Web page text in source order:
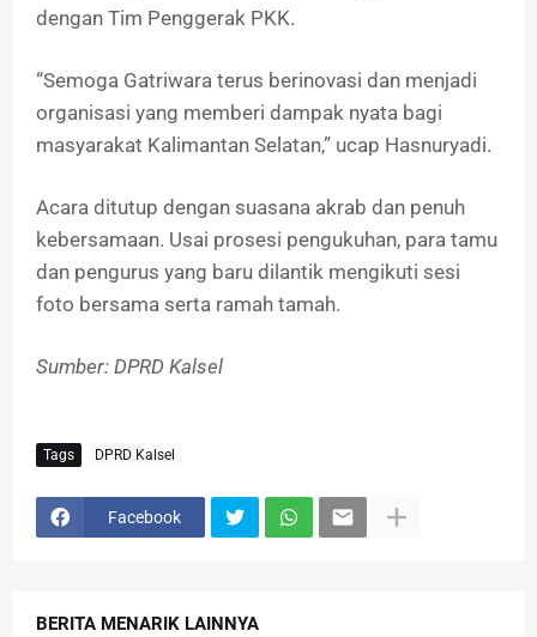
dengan Tim Penggerak PKK.
“Semoga Gatriwara terus berinovasi dan menjadi
organisasi yang memberi dampak nyata bagi
masyarakat Kalimantan Selatan,” ucap Hasnuryadi.
Acara ditutup dengan suasana akrab dan penuh
kebersamaan. Usai prosesi pengukuhan, para tamu
dan pengurus yang baru dilantik mengikuti sesi
foto bersama serta ramah tamah.
Sumber: DPRD Kalsel
Tags DPRD Kalsel
Facebook
BERITA MENARIK LAINNYA